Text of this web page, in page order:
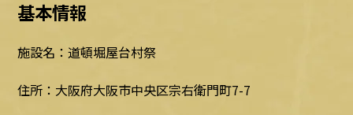
基本情報
施設名：道頓堀屋台村祭
住所：大阪府大阪市中央区宗右衛門町7-7